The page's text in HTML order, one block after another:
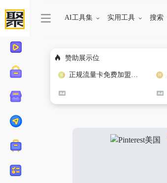
AI工具集 实用工具 搜索
赞助展示位
正规流量卡免费加盟合作